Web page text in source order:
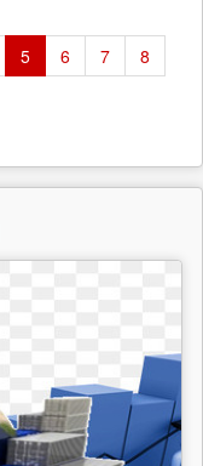
5 6 7
8